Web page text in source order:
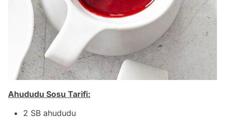
Ahududu Sosu Tarifi:
2 SB ahududu